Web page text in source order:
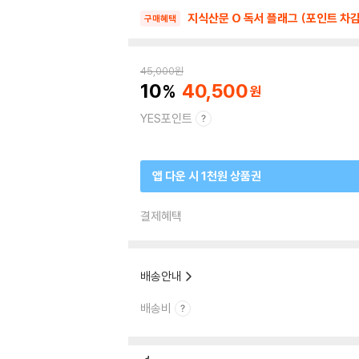
구매혜택 지식산문 O 독서 플래그 (포인트 차
45,000원
10 40,500
YES포인트
앱 다운 시 1천원 상품권
결제혜택
배송안내
배송비